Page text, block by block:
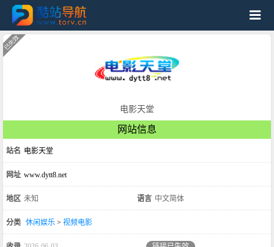
电影天堂
网站信息
站名 电影天堂
网址 www.dytt8.net
地区 未知 语言 中文简体
分类 休闲娱乐 > 视频电影